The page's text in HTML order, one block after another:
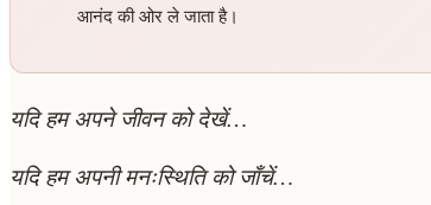
आनंद की ओर ले जाता है।
यदि हम अपने जीवन को देखें…
यदि हम अपनी मनःस्थिति को जाँचें…